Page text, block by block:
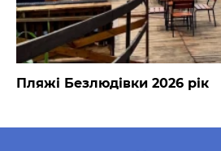
Пляжі Безлюдівки 2026 рік